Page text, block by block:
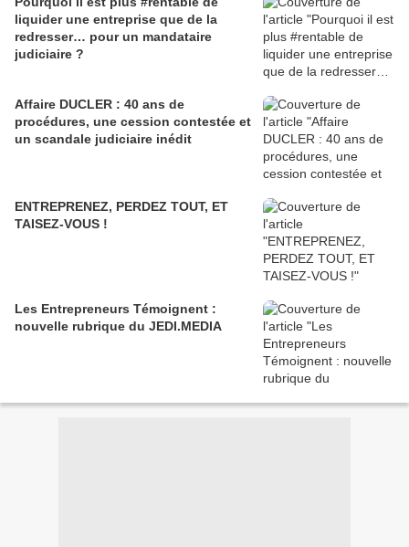
liquider une entreprise que de la
redresser… pour un mandataire
judiciaire ?
Affaire DUCLER : 40 ans de
procédures, une cession contestée et
un scandale judiciaire inédit
ENTREPRENEZ, PERDEZ TOUT, ET
TAISEZ-VOUS !
Les Entrepreneurs Témoignent :
nouvelle rubrique du JEDI.MEDIA